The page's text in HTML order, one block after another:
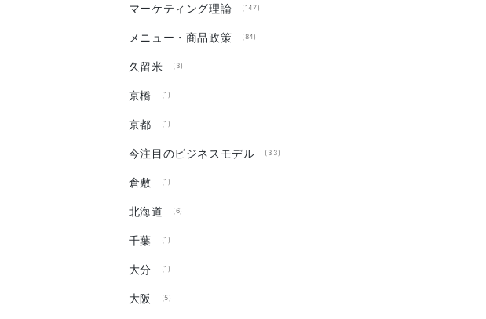
マーケティング理論 (147)
メニュー・商品政策 (84)
久留米 (3)
京橋 (1)
京都 (1)
今注目のビジネスモデル (33)
倉敷 (1)
北海道 (6)
千葉 (1)
大分 (1)
大阪 (5)